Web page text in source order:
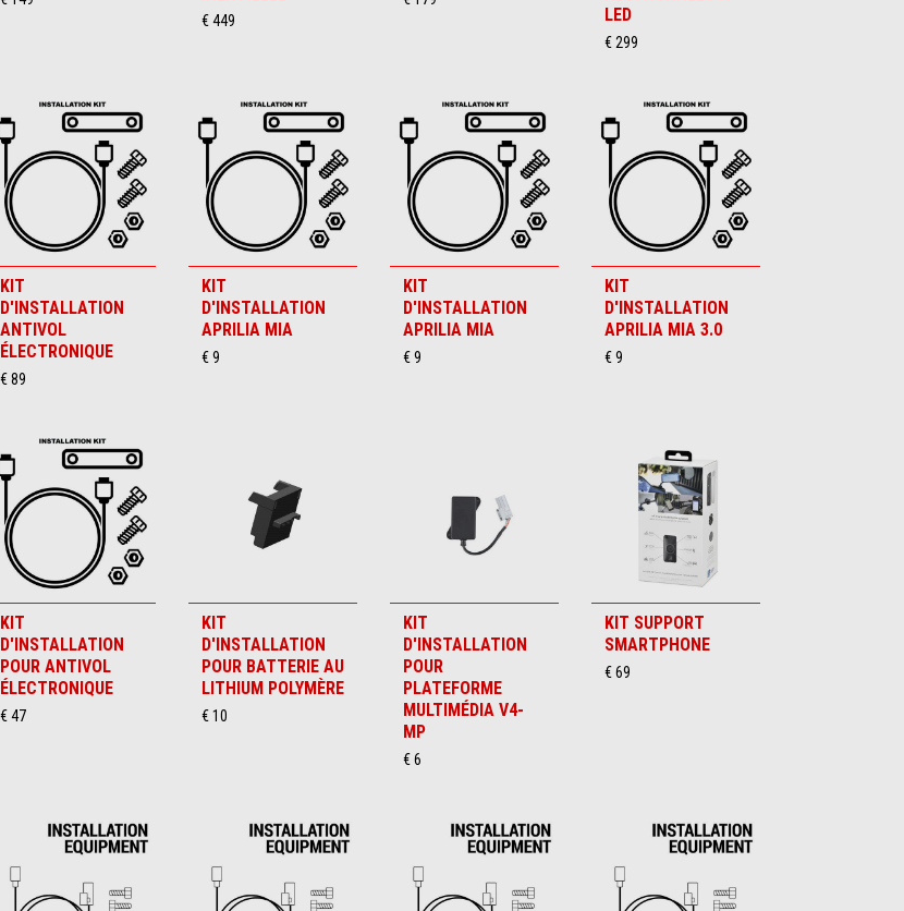
€ 449
LED
€ 299
KIT
D'INSTALLATION
ANTIVOL
ÉLECTRONIQUE
€ 89
KIT
D'INSTALLATION
APRILIA MIA
€ 9
KIT
D'INSTALLATION
APRILIA MIA
€ 9
KIT
D'INSTALLATION
APRILIA MIA 3.0
€ 9
KIT
D'INSTALLATION
POUR ANTIVOL
ÉLECTRONIQUE
€ 47
KIT
D'INSTALLATION
POUR BATTERIE AU
LITHIUM POLYMÈRE
€ 10
KIT
D'INSTALLATION
POUR
PLATEFORME
MULTIMÉDIA V4-
MP
€ 6
KIT SUPPORT
SMARTPHONE
€ 69